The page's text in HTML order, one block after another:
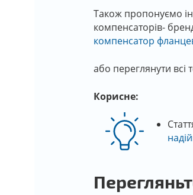
Також пропонуємо
компенсаторів-
компенсатор
або переглянути всі
Корисне: